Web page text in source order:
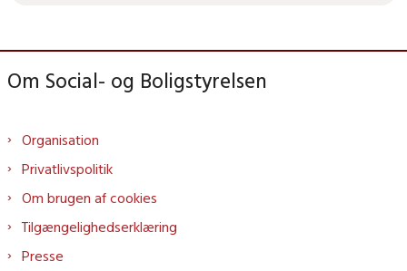
Om Social- og Boligstyrelsen
Organisation
Privatlivspolitik
Om brugen af cookies
Tilgængelighedserklæring
Presse